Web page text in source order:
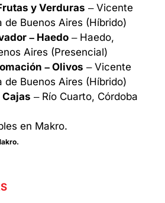
y Verduras – Vicente
de Buenos Aires (Híbrido)
– Haedo – Haedo,
Aires (Presencial)
– Olivos – Vicente
de Buenos Aires (Híbrido)
– Río Cuarto, Córdoba